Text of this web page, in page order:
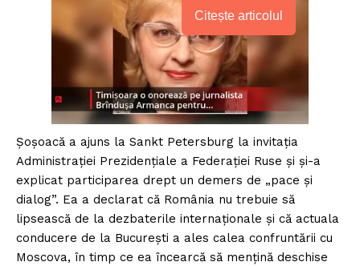
Citește articolul
Șoșoacă a ajuns la Sankt Petersburg la invitația
Administrației Prezidențiale a Federației Ruse și și-a
explicat participarea drept un demers de „pace și
dialog”. Ea a declarat că România nu trebuie să
lipsească de la dezbaterile internaționale și că actuala
conducere de la București a ales calea confruntării cu
Moscova, în timp ce ea încearcă să mențină deschise